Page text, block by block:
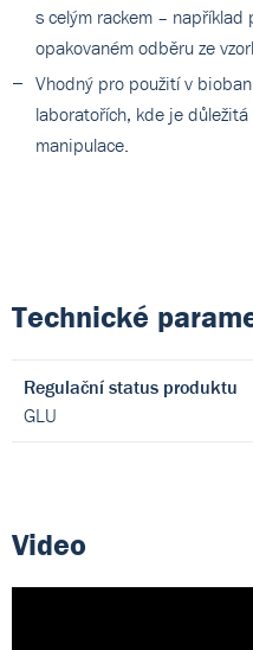
s celým rackem –
opakovaném odběru ze
Vhodný pro použití v
laboratořích, kde je
manipulace.
Technické
Regulační status produktu
GLU
Video